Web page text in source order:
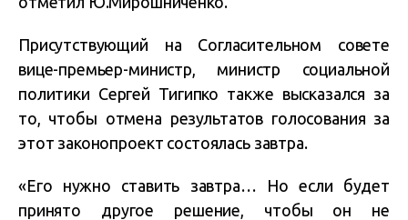
Присутствующий на Согласительном совете
вице-премьер-министр, министр социальной
политики Сергей Тигипко также высказался за
то, чтобы отмена результатов голосования за
этот законопроект состоялась завтра.
«Его нужно ставить завтра… Но если будет
принято другое решение, чтобы он не